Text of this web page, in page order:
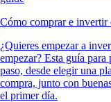
Cómo comprar e invertir
¿Quieres empezar a
empezar? Esta guía
paso, desde elegir una
compra, junto con
el primer día.